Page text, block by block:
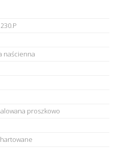
naścienna
proszkowo
hartowane